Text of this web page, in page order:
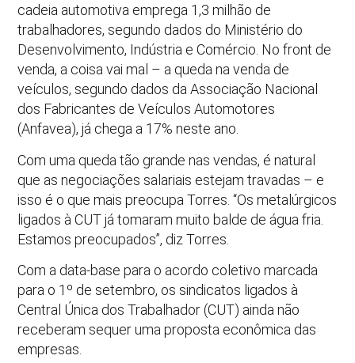
cadeia automotiva emprega 1,3 milhão de
trabalhadores, segundo dados do Ministério do
Desenvolvimento, Indústria e Comércio. No front de
venda, a coisa vai mal – a queda na venda de
veículos, segundo dados da Associação Nacional
dos Fabricantes de Veículos Automotores
(Anfavea), já chega a 17% neste ano.
Com uma queda tão grande nas vendas, é natural
que as negociações salariais estejam travadas – e
isso é o que mais preocupa Torres. “Os metalúrgicos
ligados à CUT já tomaram muito balde de água fria.
Estamos preocupados”, diz Torres.
Com a data-base para o acordo coletivo marcada
para o 1º de setembro, os sindicatos ligados à
Central Única dos Trabalhador (CUT) ainda não
receberam sequer uma proposta econômica das
empresas.